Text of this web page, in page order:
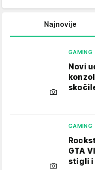
Najnovije
GAMING
Novi
GAMING
GTA
stigli i